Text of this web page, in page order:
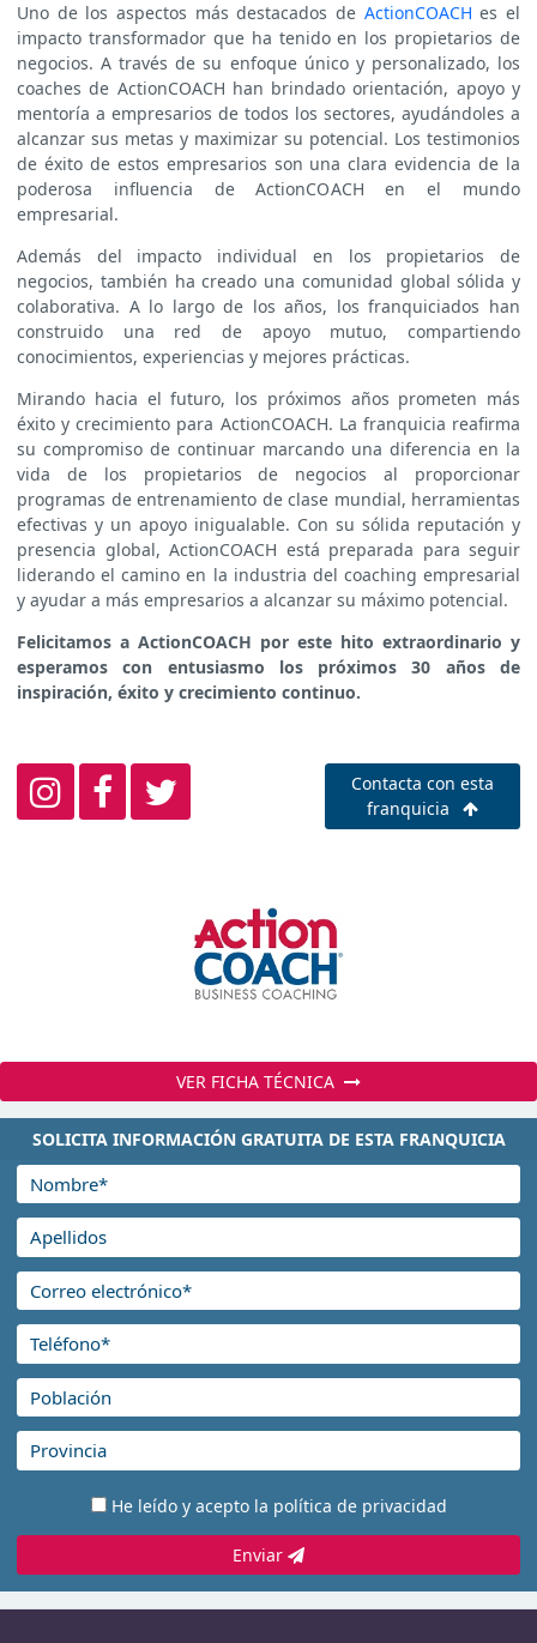
Uno de los aspectos más destacados de ActionCOACH es el
impacto transformador que ha tenido en los propietarios de
negocios. A través de su enfoque único y personalizado, los
coaches de ActionCOACH han brindado orientación, apoyo y
mentoría a empresarios de todos los sectores, ayudándoles a
alcanzar sus metas y maximizar su potencial. Los testimonios
de éxito de estos empresarios son una clara evidencia de la
poderosa influencia de ActionCOACH en el mundo
empresarial.
Además del impacto individual en los propietarios de
negocios, también ha creado una comunidad global sólida y
colaborativa. A lo largo de los años, los franquiciados han
construido una red de apoyo mutuo, compartiendo
conocimientos, experiencias y mejores prácticas.
Mirando hacia el futuro, los próximos años prometen más
éxito y crecimiento para ActionCOACH. La franquicia reafirma
su compromiso de continuar marcando una diferencia en la
vida de los propietarios de negocios al proporcionar
programas de entrenamiento de clase mundial, herramientas
efectivas y un apoyo inigualable. Con su sólida reputación y
presencia global, ActionCOACH está preparada para seguir
liderando el camino en la industria del coaching empresarial
y ayudar a más empresarios a alcanzar su máximo potencial.
Felicitamos a ActionCOACH por este hito extraordinario y
esperamos con entusiasmo los próximos 30 años de
inspiración, éxito y crecimiento continuo.
Contacta con esta
franquicia
VER FICHA TÉCNICA
SOLICITA INFORMACIÓN GRATUITA DE ESTA FRANQUICIA
He leído y acepto la política de privacidad
Enviar